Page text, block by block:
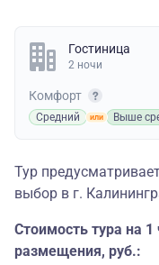
Гостиница
2 ночи
Комфорт
Средний Выше
Тур
выбор в г.
Стоимость тура на
размещения, руб.: